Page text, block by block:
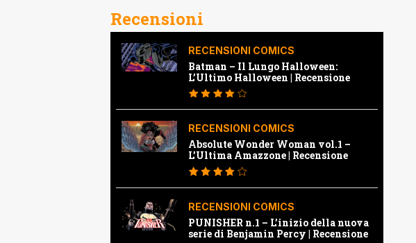
Recensioni
RECENSIONI COMICS
Batman – Il Lungo Halloween:
L’Ultimo Halloween | Recensione
RECENSIONI COMICS
Absolute Wonder Woman vol.1 –
L’Ultima Amazzone | Recensione
RECENSIONI COMICS
PUNISHER n.1 – L’inizio della nuova
serie di Benjamin Percy | Recensione